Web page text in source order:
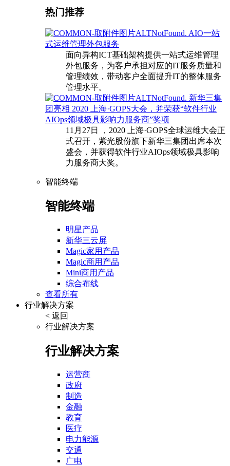
热门推荐
AIO一站
式运维管理外包服务
面向异构ICT基础架构提供一站式运维管理
外包服务，为客户承担对应的IT服务质量和
管理绩效，带动客户全面提升IT的整体服务
管理水平。
新华三集
团亮相 2020 上海·GOPS大会，并荣获“软件行业
AIOps领域极具影响力服务商”奖项
11月27日 ，2020 上海·GOPS全球运维大会正
式召开，紫光股份旗下新华三集团出席本次
盛会，并获得软件行业AIOps领域极具影响
力服务商大奖。
智能终端
智能终端
明星产品
新华三云屏
Magic家用产品
Magic商用产品
Mini商用产品
综合布线
查看所有
行业解决方案
< 返回
行业解决方案
行业解决方案
运营商
政府
制造
金融
教育
医疗
电力能源
交通
广电